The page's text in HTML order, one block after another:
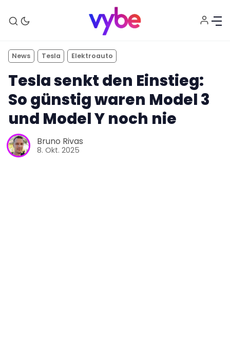
News Tesla Elektroauto
Tesla senkt den Einstieg:
So günstig waren Model 3
und Model Y noch nie
Bruno Rivas
8. Okt. 2025